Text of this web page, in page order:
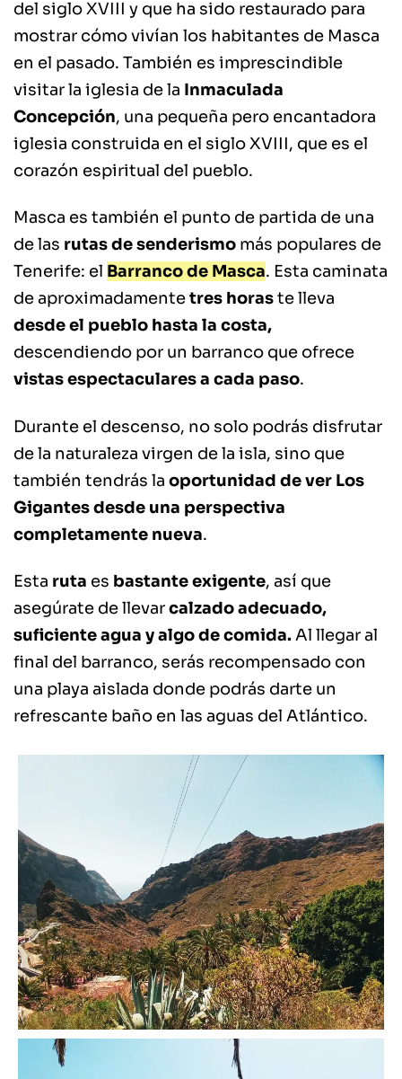
del siglo XVIII y que ha sido restaurado para
mostrar cómo vivían los habitantes de Masca
en el pasado. También es imprescindible
visitar la iglesia de la Inmaculada
Concepción, una pequeña pero encantadora
iglesia construida en el siglo XVIII, que es el
corazón espiritual del pueblo.
Masca es también el punto de partida de una
de las rutas de senderismo más populares de
Tenerife: el Barranco de Masca. Esta caminata
de aproximadamentetres horaste lleva
desde el pueblo hasta la costa,
descendiendo por un barranco que ofrece
vistas espectaculares a cada paso.
Durante el descenso, no solo podrás disfrutar
de la naturaleza virgen de la isla, sino que
también tendrás la oportunidad de ver Los
Gigantes desde una perspectiva
completamente nueva.
Esta ruta es bastante exigente, así que
asegúrate de llevarcalzado adecuado,
suficiente agua y algo de comida. Al llegar al
final del barranco, serás recompensado con
una playa aislada donde podrás darte un
refrescante baño en las aguas del Atlántico.